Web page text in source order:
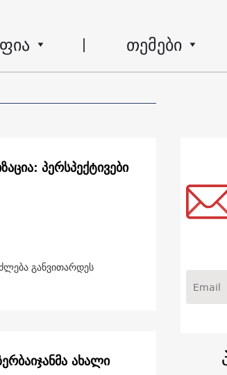
თემები
პერსპექტივები
განვითარდეს
ახალი